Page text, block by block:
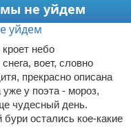
мы не уйдем
небо
воет, словно
прекрасно описана
у поэта - мороз,
чудесный день.
остались кое-какие